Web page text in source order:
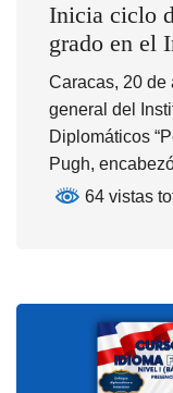
Inicia ciclo
grado en el
Caracas, 20 de
general del
Diplomáticos
Pugh,
64 vistas